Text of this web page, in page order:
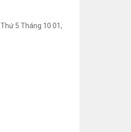
Thứ 5 Tháng 10 01,